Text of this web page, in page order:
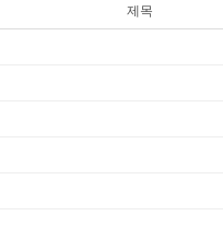
제목